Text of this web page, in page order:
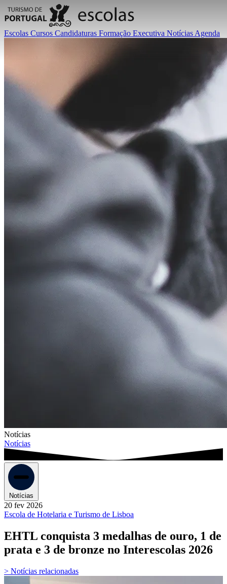
Escolas Cursos Candidaturas Formação Executiva Notícias Agenda
Notícias
Notícias
Notícias
20 fev 2026
Escola de Hotelaria e Turismo de Lisboa
EHTL conquista 3 medalhas de ouro, 1 de
prata e 3 de bronze no Interescolas 2026
> Notícias relacionadas